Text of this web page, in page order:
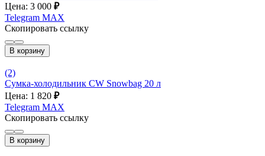
Цена: 3 000 ₽
Telegram MAX
Скопировать ссылку
В корзину
(2)
Сумка-холодильник CW Snowbag 20 л
Цена: 1 820 ₽
Telegram MAX
Скопировать ссылку
В корзину